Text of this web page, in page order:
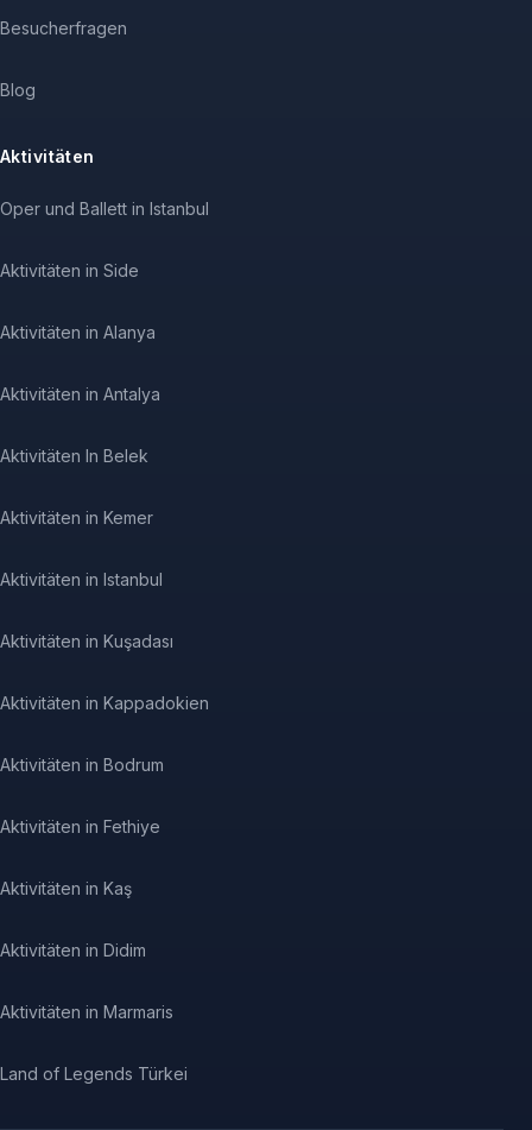
Besucherfragen
Blog
Aktivitäten
Oper und Ballett in Istanbul
Aktivitäten in Side
Aktivitäten in Alanya
Aktivitäten in Antalya
Aktivitäten In Belek
Aktivitäten in Kemer
Aktivitäten in Istanbul
Aktivitäten in Kuşadası
Aktivitäten in Kappadokien
Aktivitäten in Bodrum
Aktivitäten in Fethiye
Aktivitäten in Kaş
Aktivitäten in Didim
Aktivitäten in Marmaris
Land of Legends Türkei